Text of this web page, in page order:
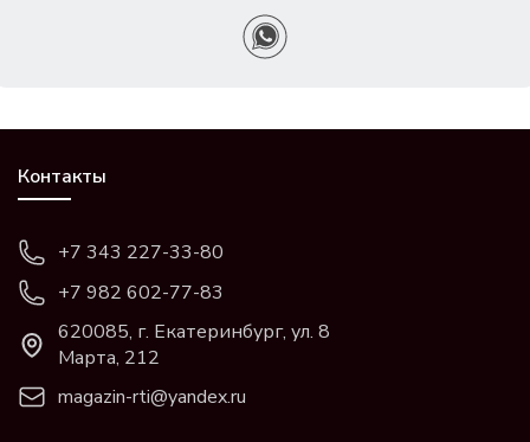
Контакты
+7 343 227-33-80
+7 982 602-77-83
620085, г. Екатеринбург, ул. 8
Марта, 212
magazin-rti@yandex.ru